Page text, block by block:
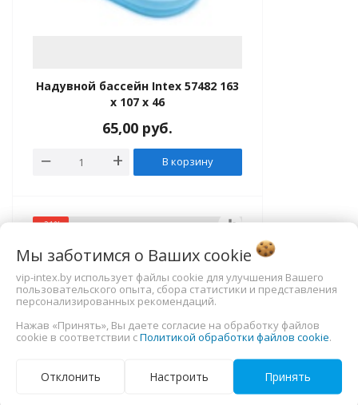
Надувной бассейн Intex 57482 163
x 107 x 46
65,00 руб.
В корзину
-21% equalizer
Мы заботимся о Ваших cookie
vip-intex.by использует файлы cookie для улучшения Вашего
пользовательского опыта, сбора статистики и представления
персонализированных рекомендаций.
Нажав «Принять», Вы даете согласие на обработку файлов
cookie в соответствии сПолитикой обработки файлов cookie.
Отклонить Настроить Принять